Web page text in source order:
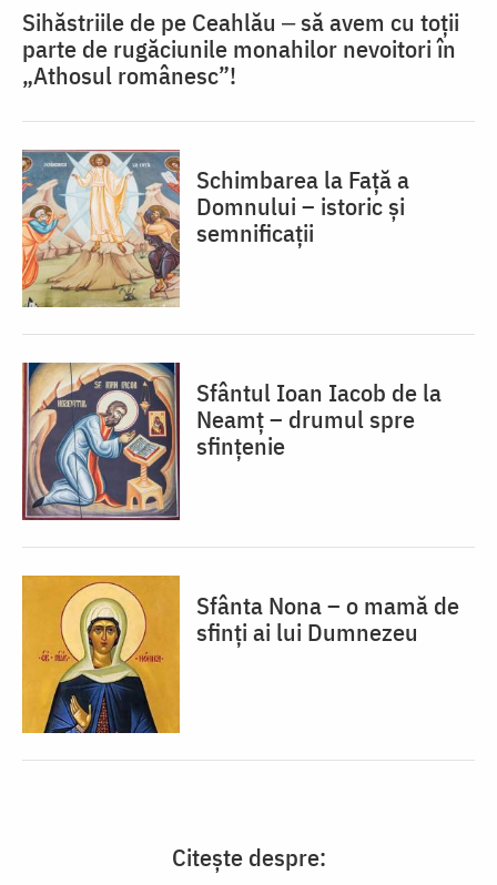
Sihăstriile de pe Ceahlău ‒ să avem cu toții
parte de rugăciunile monahilor nevoitori în
„Athosul românesc”!
Schimbarea la Față a
Domnului – istoric și
semnificații
Sfântul Ioan Iacob de la
Neamț – drumul spre
sfințenie
Sfânta Nona – o mamă de
sfinți ai lui Dumnezeu
Citește despre: